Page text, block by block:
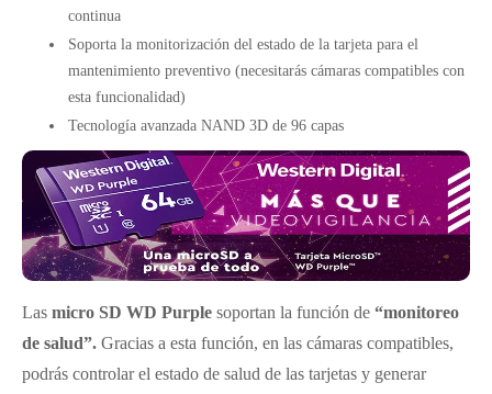
continua
Soporta la monitorización del estado de la tarjeta para el
mantenimiento preventivo (necesitarás cámaras compatibles con
esta funcionalidad)
Tecnología avanzada NAND 3D de 96 capas
Las micro SD WD Purple soportan la función de “monitoreo
de salud”. Gracias a esta función, en las cámaras compatibles,
podrás controlar el estado de salud de las tarjetas y generar